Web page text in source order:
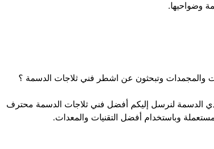
والمجمدات وتبحثون عن اشطر فني ثلاجات الدسمة ؟
الدسمة لنرسل إليكم أفضل فني ثلاجات الدسمة محترف
وباستخدام أفضل التقنيات والمعدات.